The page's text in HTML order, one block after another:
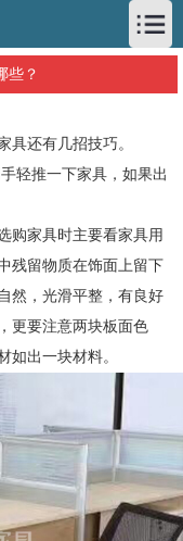
些？
具还有几招技巧。
轻推一下家具，如果出
购家具时主要看家具用
残留物质在饰面上留下
然，光滑平整，有良好
更要注意两块板面色
如出一块材料。